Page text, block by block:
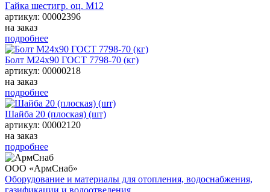
Гайка шестигр. оц. М12
артикул: 00002396
на заказ
подробнее
Болт М24х90 ГОСТ 7798-70 (кг)
артикул: 00000218
на заказ
подробнее
Шайба 20 (плоская) (шт)
артикул: 00002120
на заказ
подробнее
ООО «АрмСнаб»
Оборудование и материалы для отопления, водоснабжения,